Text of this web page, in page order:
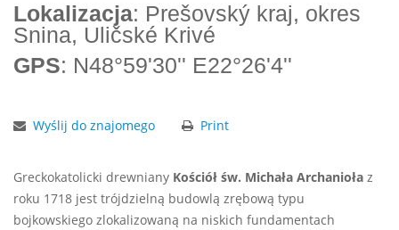
Lokalizacja: Prešovský kraj, okres
Snina, Uličské Krivé
GPS: N48°59'30'' E22°26'4''
Wyślij do znajomego Print
Greckokatolicki drewniany Kościół św. Michała Archanioła z
roku 1718 jest trójdzielną budowlą zrębową typu
bojkowskiego zlokalizowaną na niskich fundamentach